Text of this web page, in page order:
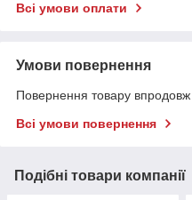
Всі умови оплати
Умови повернення
Повернення товару впродовж
Всі умови повернення
Подібні товари компанії